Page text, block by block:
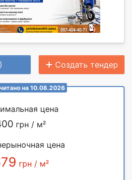
Создать тендер
на 10.08.2026
цена
грн / м²
цена
грн / м²